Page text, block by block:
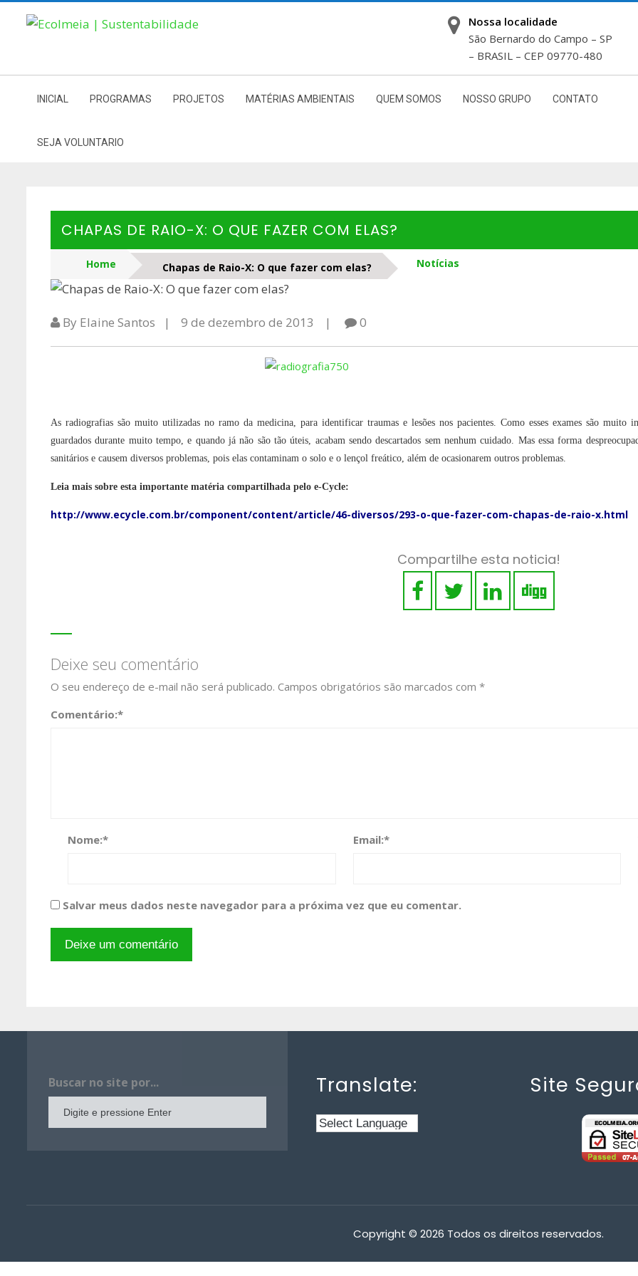
Nossa localidade
São Bernardo do Campo – SP
– BRASIL – CEP 09770-480
INICIAL PROGRAMAS PROJETOS MATÉRIAS AMBIENTAIS QUEM SOMOS NOSSO GRUPO CONTATO
SEJA VOLUNTARIO
CHAPAS DE RAIO-X: O QUE FAZER COM ELAS?
Home Notícias
Chapas de Raio-X: O que fazer com elas?
By Elaine Santos 9 de dezembro de 2013 0
As radiografias são muito utilizadas no ramo da medicina, para identificar traumas e lesões nos pacientes. Como esses exames são muito
guardados durante muito tempo, e quando já não são tão úteis, acabam sendo descartados sem nenhum cuidado. Mas essa forma
sanitários e causem diversos problemas, pois elas contaminam o solo e o lençol freático, além de ocasionarem outros problemas.
Leia mais sobre esta importante matéria compartilhada pelo e-Cycle:
http://www.ecycle.com.br/component/content/article/46-diversos/293-o-que-fazer-com-chapas-de-raio-x.html
Compartilhe esta noticia!
Deixe seu comentário
O seu endereço de e-mail não será publicado. Campos obrigatórios são marcados com *
Comentário:*
Nome:* Email:*
Salvar meus dados neste navegador para a próxima vez que eu comentar.
Buscar no site por... Translate: Site
Copyright © 2026 Todos os direitos reservados.